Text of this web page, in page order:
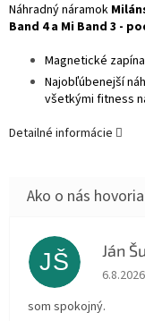
Náhradný náramok
Band 4 a Mi Band 3 -
Magnetické
Najobľúbenejší
všetkými fitness
Detailné informácie
JŠ Ján
6.8.2026
som spokojný.